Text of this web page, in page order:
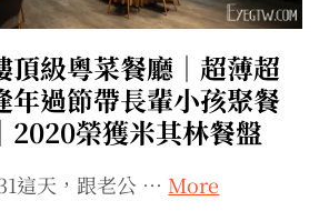
child
menu
child
menu
child
menu
child
menu
child
menu
child
menu
頂級粵菜餐廳｜超薄超
年過節帶長輩小孩聚餐
2020榮獲米其林餐盤
這天，跟老公 … More